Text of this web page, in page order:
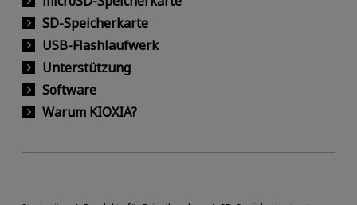
SD-Speicherkarte
USB-Flashlaufwerk
Unterstützung
Software
Warum KIOXIA?